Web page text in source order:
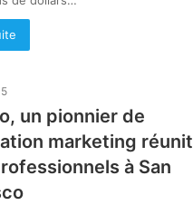
un pionnier de
marketing réunit
à San